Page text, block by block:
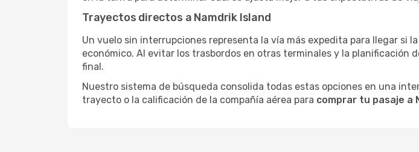
Trayectos directos a Namdrik Island
Un vuelo sin interrupciones representa la vía más expedita para llegar si
económico. Al evitar los trasbordos en otras terminales y la
final.
Nuestro sistema de búsqueda consolida todas estas opciones en una
trayecto o la calificación de la compañía aérea para comprar tu pasaje a